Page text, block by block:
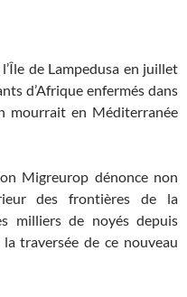
de Lampedusa en juillet
d’Afrique enfermés dans
mourrait en Méditerranée
Migreurop dénonce non
des frontières de la
milliers de noyés depuis
la traversée de ce nouveau